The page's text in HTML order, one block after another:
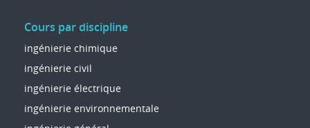
Cours par discipline
ingénierie chimique
ingénierie civil
ingénierie électrique
ingénierie environnementale